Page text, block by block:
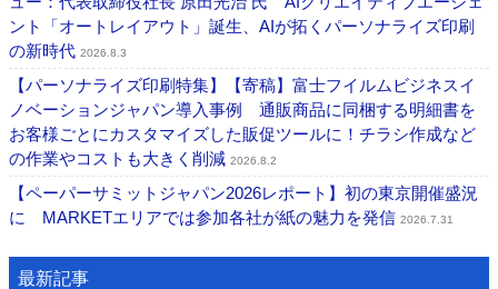
ント「オートレイアウト」誕生、AIが拓くパーソナライズ印刷
の新時代 2026.8.3
【パーソナライズ印刷特集】【寄稿】富士フイルムビジネスイ
ノベーションジャパン導入事例 通販商品に同梱する明細書を
お客様ごとにカスタマイズした販促ツールに！チラシ作成など
の作業やコストも大きく削減 2026.8.2
【ペーパーサミットジャパン2026レポート】初の東京開催盛況
に MARKETエリアでは参加各社が紙の魅力を発信 2026.7.31
最新記事